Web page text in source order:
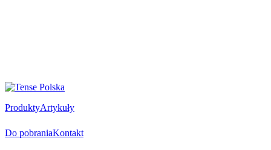
ProduktyArtykuły
Do pobraniaKontakt